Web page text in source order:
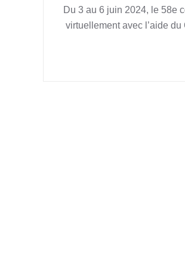
Du 3 au 6 juin 2024, le 58e
virtuellement avec l’aide